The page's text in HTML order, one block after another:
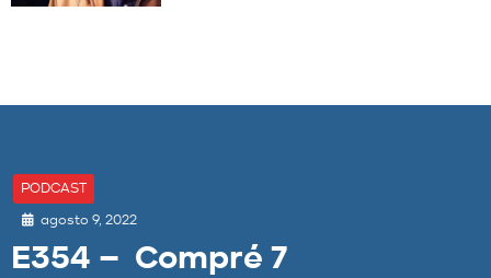
PODCAST
agosto 9, 2022
E354 – Compré 7